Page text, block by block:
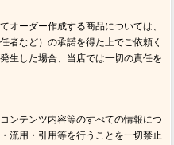
オーダー作成する商品については、
者など）の承諾を得た上でご依頼く
生した場合、当店では一切の責任を
ンテンツ内容等のすべての情報につ
流用・引用等を行うことを一切禁止